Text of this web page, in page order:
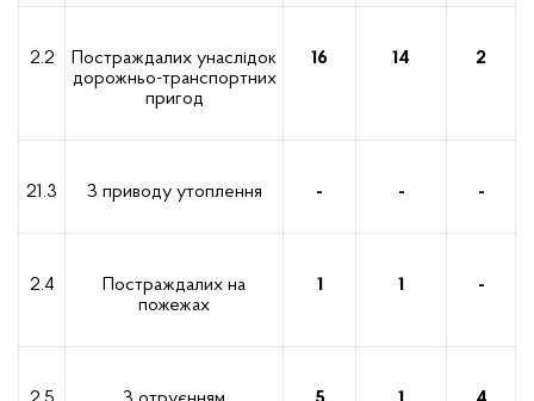
2.2
Постраждалих унаслідок
дорожньо-транспортних
пригод
16 14 2
21.3 З приводу утоплення - - -
2.4
Постраждалих на
пожежах
1 1 -